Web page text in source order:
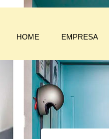
HOME EMPRESA